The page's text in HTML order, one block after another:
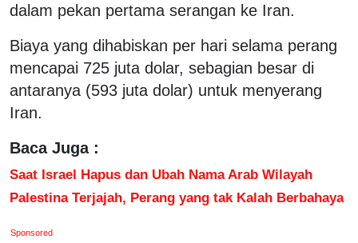
dalam pekan pertama serangan ke Iran.
Biaya yang dihabiskan per hari selama perang
mencapai 725 juta dolar, sebagian besar di
antaranya (593 juta dolar) untuk menyerang
Iran.
Baca Juga :
Saat Israel Hapus dan Ubah Nama Arab Wilayah
Palestina Terjajah, Perang yang tak Kalah Berbahaya
Sponsored